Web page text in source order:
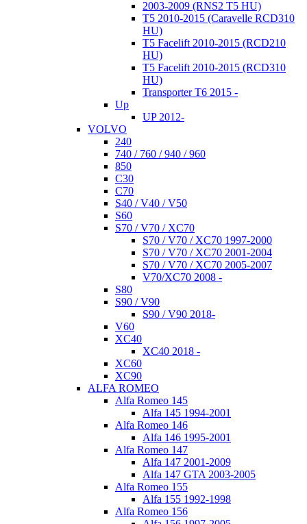
2003-2009 (RNS2 T5 HU)
T5 2010-2015 (Caravelle RCD310
HU)
T5 Facelift 2010-2015 (RCD210
HU)
T5 Facelift 2010-2015 (RCD310
HU)
Transporter T6 2015 -
Up
UP 2012-
VOLVO
240
740 / 760 / 940 / 960
850
C30
C70
S40 / V40 / V50
S60
S70 / V70 / XC70
S70 / V70 / XC70 1997-2000
S70 / V70 / XC70 2001-2004
S70 / V70 / XC70 2005-2007
V70/XC70 2008 -
S80
S90 / V90
S90 / V90 2018-
V60
XC40
XC40 2018 -
XC60
XC90
ALFA ROMEO
Alfa Romeo 145
Alfa 145 1994-2001
Alfa Romeo 146
Alfa 146 1995-2001
Alfa Romeo 147
Alfa 147 2001-2009
Alfa 147 GTA 2003-2005
Alfa Romeo 155
Alfa 155 1992-1998
Alfa Romeo 156